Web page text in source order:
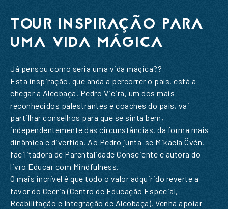
CONTACTOS
TOUR INSPIRAÇÃO PARA
UMA VIDA MÁGICA
Já pensou como seria uma vida mágica??
Esta inspiração, que anda a percorrer o país, está a
chegar a Alcobaça. Pedro Vieira, um dos mais
reconhecidos palestrantes e coaches do país, vai
partilhar conselhos para que se sinta bem,
independentemente das circunstâncias, da forma mais
dinâmica e divertida. Ao Pedro junta-se Mikaela Övén,
facilitadora de Parentalidade Consciente e autora do
livro Educar com Mindfulness.
O mais incrível é que todo o valor adquirido reverte a
favor do Ceeria (Centro de Educação Especial,
Reabilitação e Integração de Alcobaça). Venha apoiar